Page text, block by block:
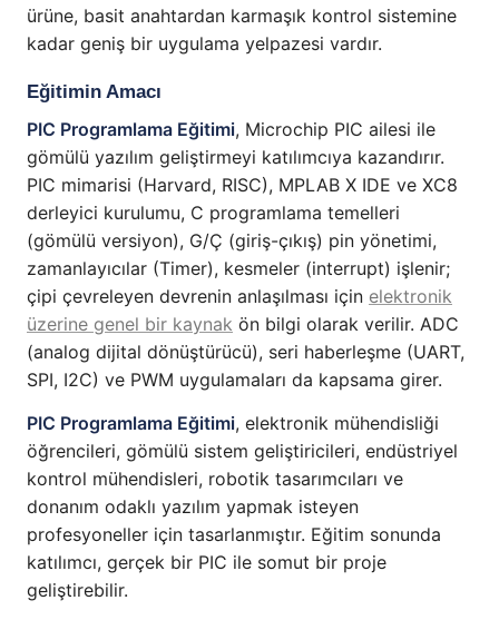
ürüne, basit anahtardan karmaşık kontrol sistemine
kadar geniş bir uygulama yelpazesi vardır.
Eğitimin Amacı
PIC Programlama Eğitimi, Microchip PIC ailesi ile
gömülü yazılım geliştirmeyi katılımcıya kazandırır.
PIC mimarisi (Harvard, RISC), MPLAB X IDE ve XC8
derleyici kurulumu, C programlama temelleri
(gömülü versiyon), G/Ç (giriş-çıkış) pin yönetimi,
zamanlayıcılar (Timer), kesmeler (interrupt) işlenir;
çipi çevreleyen devrenin anlaşılması için elektronik
üzerine genel bir kaynak ön bilgi olarak verilir. ADC
(analog dijital dönüştürücü), seri haberleşme (UART,
SPI, I2C) ve PWM uygulamaları da kapsama girer.
PIC Programlama Eğitimi, elektronik mühendisliği
öğrencileri, gömülü sistem geliştiricileri, endüstriyel
kontrol mühendisleri, robotik tasarımcıları ve
donanım odaklı yazılım yapmak isteyen
profesyoneller için tasarlanmıştır. Eğitim sonunda
katılımcı, gerçek bir PIC ile somut bir proje
geliştirebilir.